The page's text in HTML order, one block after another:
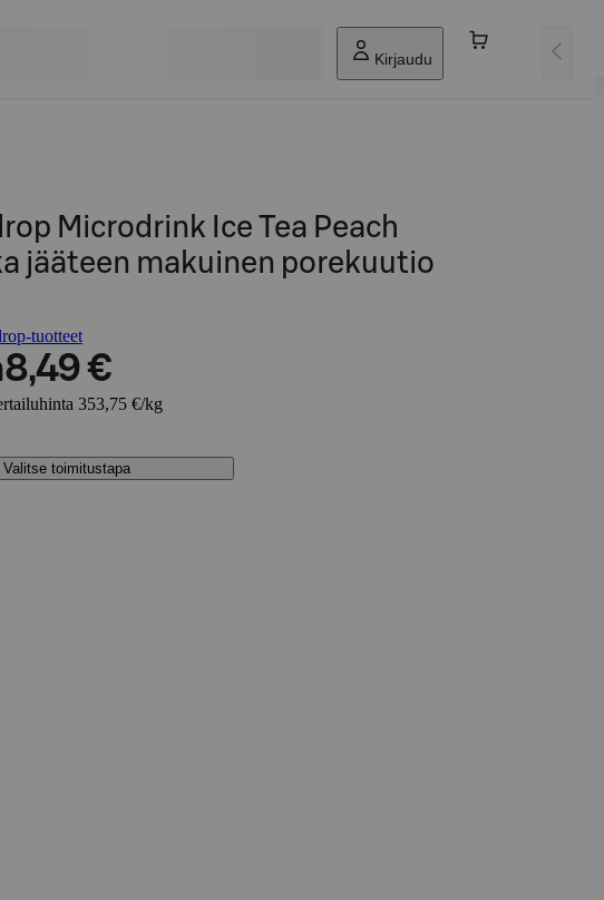
Kirjaudu
Microdrink Ice Tea Peach
jääteen makuinen porekuutio
tuotteet
8,49 €
353,75 €/kg
Valitse toimitustapa